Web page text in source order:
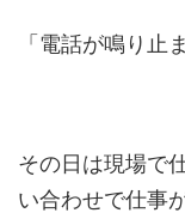
「電話が鳴り止
その日は現場で
い合わせで仕事